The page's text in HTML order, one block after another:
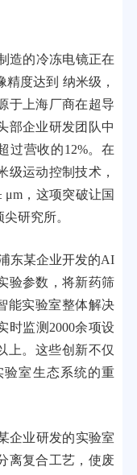
造的冷冻电镜正在
度达到 纳米级，
于上海厂商在超导
部企业研发团队中
过营收的12%。在
级运动控制技术，
，这项突破让国
研究所。
东某企业开发的AI
验参数，将新药筛
能实验室整体解决
时监测2000余项设
上。这些创新不仅
室生态系统的重
企业研发的实验室
离复合工艺，使废